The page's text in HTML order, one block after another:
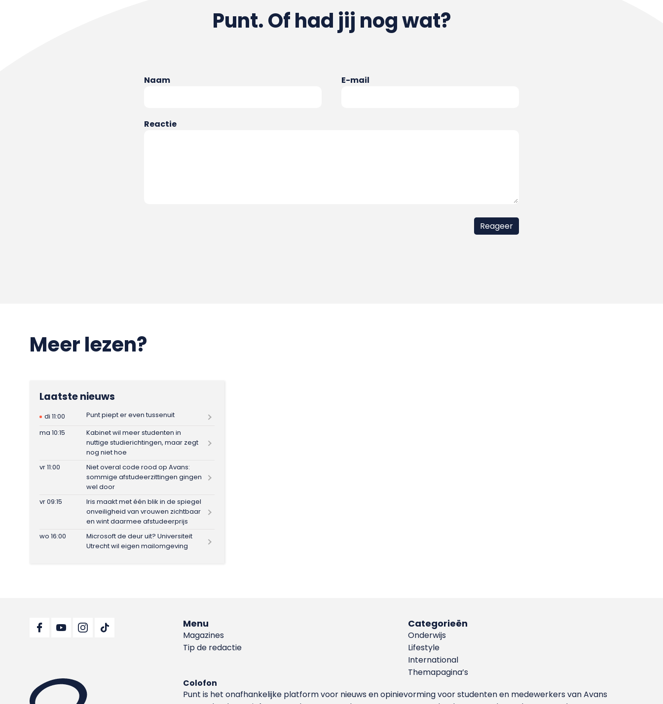
Punt. Of had jij nog wat?
Naam E-mail
Reactie
Meer lezen?
Laatste nieuws
di 11:00
Punt piept er even tussenuit
ma 10:15
Kabinet wil meer studenten in
nuttige studierichtingen, maar zegt
nog niet hoe
vr 11:00
Niet overal code rood op Avans:
sommige afstudeerzittingen gingen
wel door
vr 09:15
Iris maakt met één blik in de spiegel
onveiligheid van vrouwen zichtbaar
en wint daarmee afstudeerprijs
wo 16:00
Microsoft de deur uit? Universiteit
Utrecht wil eigen mailomgeving
Menu
Magazines
Tip de redactie
Categorieën
Onderwijs
Lifestyle
International
Themapagina’s
Colofon
Punt is het onafhankelijke platform voor nieuws en opinievorming voor studenten en medewerkers van Avans